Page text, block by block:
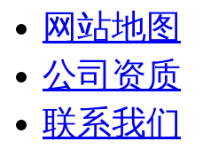
网站地图
公司资质
联系我们